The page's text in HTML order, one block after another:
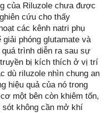
của Riluzole chưa được
cứu cho thấy
các kênh natri phụ
phóng glutamate và
trình diễn ra sau sự
bị kích thích ở vị trí
dù riluzole nhìn chung an
hiệu quả của nó trong
một bên còn khiêm tốn,
không cần mở khí